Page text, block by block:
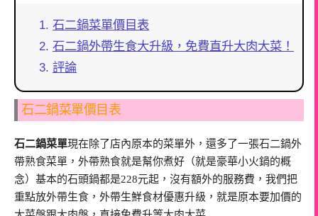
石二鍋菜單價目表
石二鍋外帶生食大升級，免費直升大肉大菜！
評論
石二鍋菜單價目表
石二鍋菜單現在除了店內原本的菜單外，還多了一張石二鍋外
帶熟食菜單，外帶熟食就是幫你煮好（就是豪華小火鍋的概
念）基本的石頭鍋都是228元起，沒有額外的服務費，我們把
重點放外帶生食，外帶生鮮食材優惠升級，就是原本要加價的